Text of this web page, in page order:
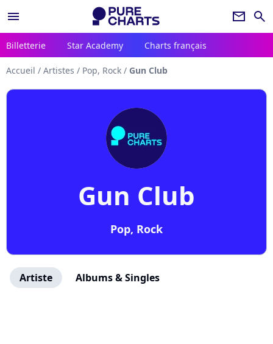
menu newsletter search
Billetterie Star Academy Charts français
Accueil / Artistes / Pop, Rock / Gun Club
Gun Club
Pop, Rock
Artiste Albums & Singles